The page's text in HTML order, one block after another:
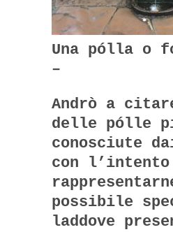
Una pólla o
–
Andrò a
delle pólle
conosciute
con
possibile
laddove